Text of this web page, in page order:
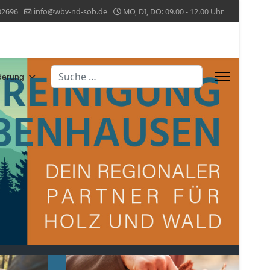
info@wbv-nd-sob.de MO, DI, DO: 09.00 - 12.00 Uhr
Suchen